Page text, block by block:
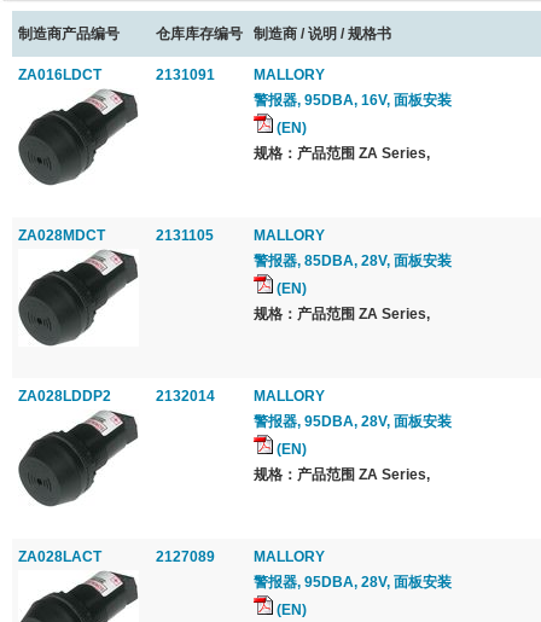
制造商产品编号 仓库库存编号 制造商 / 说明 / 规格书
ZA016LDCT 2131091
MALLORY
警报器, 95DBA, 16V, 面板安装
(EN)
规格：产品范围 ZA Series,
ZA028MDCT 2131105
MALLORY
警报器, 85DBA, 28V, 面板安装
(EN)
规格：产品范围 ZA Series,
ZA028LDDP2 2132014
MALLORY
警报器, 95DBA, 28V, 面板安装
(EN)
规格：产品范围 ZA Series,
ZA028LACT 2127089
MALLORY
警报器, 95DBA, 28V, 面板安装
(EN)